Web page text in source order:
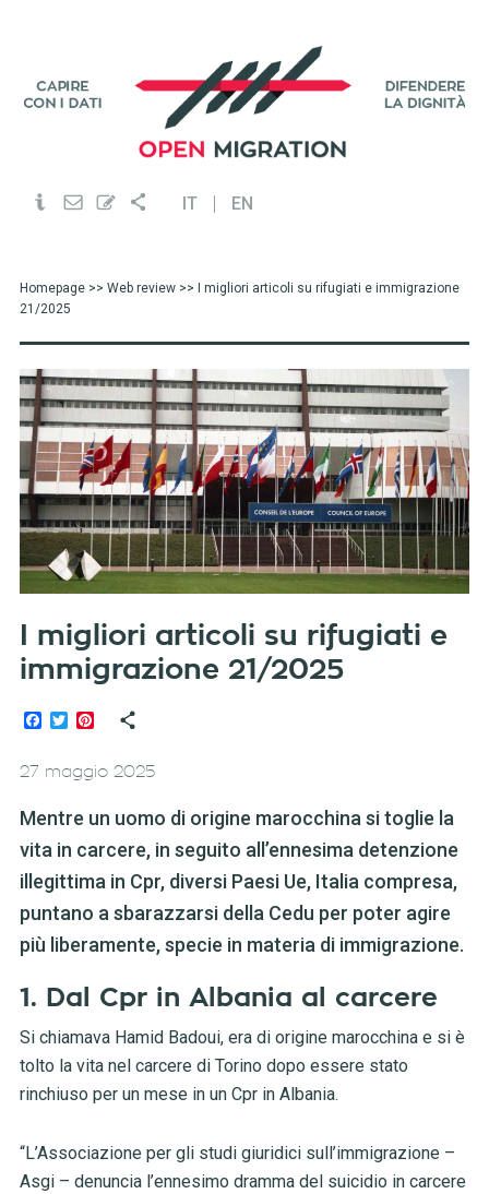
IT EN
Homepage>> Web review>> I migliori articoli su rifugiati e immigrazione
21/2025
I migliori articoli su rifugiati e
immigrazione 21/2025
Facebook
TwitterPinterest
27 maggio 2025
Mentre un uomo di origine marocchina si toglie la
vita in carcere, in seguito all’ennesima detenzione
illegittima in Cpr, diversi Paesi Ue, Italia compresa,
puntano a sbarazzarsi della Cedu per poter agire
più liberamente, specie in materia di immigrazione.
1. Dal Cpr in Albania al carcere
Si chiamava Hamid Badoui, era di origine marocchina e si è
tolto la vita nel carcere di Torino dopo essere stato
rinchiuso per un mese in un Cpr in Albania.
“L’Associazione per gli studi giuridici sull’immigrazione –
Asgi – denuncia l’ennesimo dramma del suicidio in carcere